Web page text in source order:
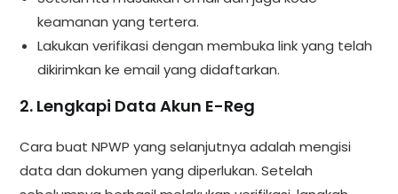
keamanan yang tertera.
Lakukan verifikasi dengan membuka link yang telah
dikirimkan ke email yang didaftarkan.
2. Lengkapi Data Akun E-Reg
Cara buat NPWP yang selanjutnya adalah mengisi
data dan dokumen yang diperlukan. Setelah